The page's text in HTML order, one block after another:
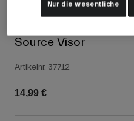
Mountainbike Bekleidung
Alle anzeigen
Source Visor
Artikelnr. 37712
14,99 €
Nur die wesentliche